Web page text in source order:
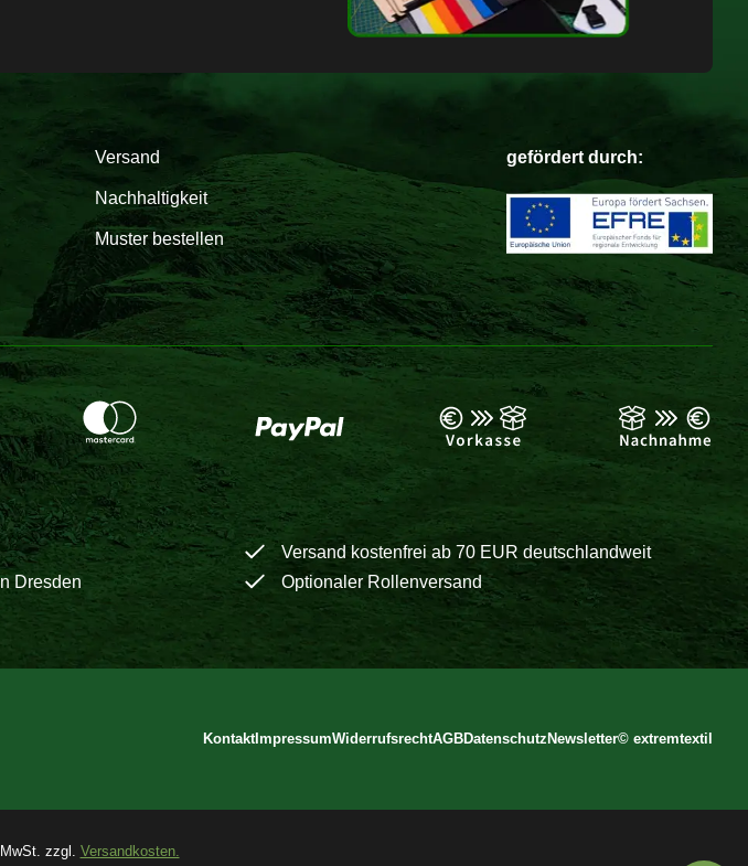
Versand
Nachhaltigkeit
Muster bestellen
gefördert durch:
Versand kostenfrei ab 70 EUR deutschlandweit
Dresden Optionaler Rollenversand
KontaktImpressumWiderrufsrechtAGBDatenschutzNewsletter© extremtextil
zzgl.
Versandkosten.